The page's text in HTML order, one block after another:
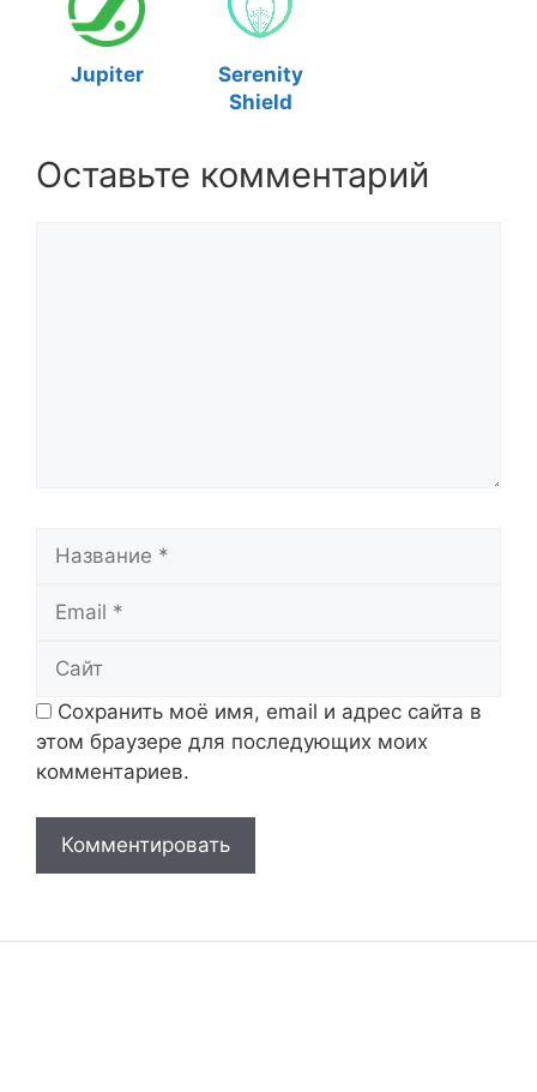
Jupiter
Serenity
Shield
Оставьте комментарий
Сохранить моё имя, email и адрес сайта в
этом браузере для последующих моих
комментариев.